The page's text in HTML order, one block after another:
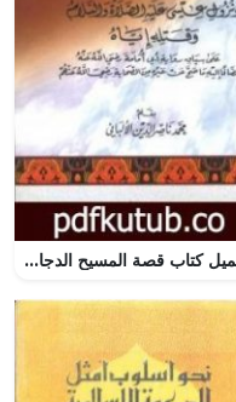
تحميل كتاب قصة المسيح الدجال ونزول عيسى عليه السلام وقتله إياه على سياق رواية أبي أمامة PDF تأليف محمد ناصر الدين الألباني مجانا [كامل]